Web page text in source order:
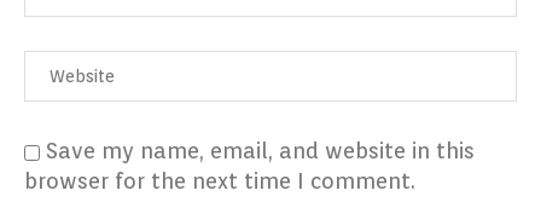
Save my name, email, and website in this
browser for the next time I comment.